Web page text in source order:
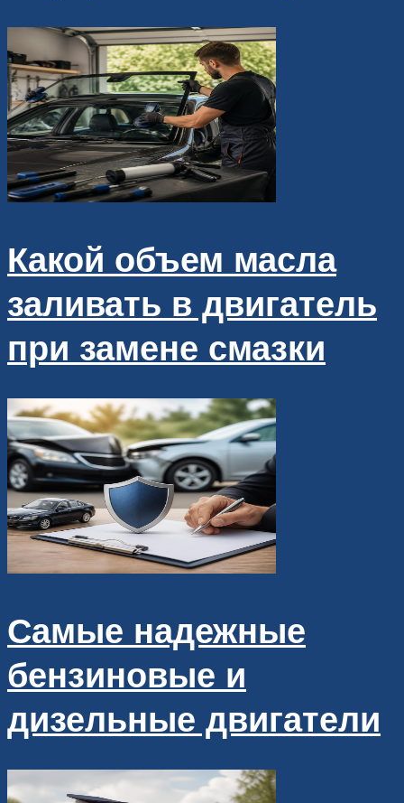
Какой объем масла
заливать в двигатель
при замене смазки
Самые надежные
бензиновые и
дизельные двигатели